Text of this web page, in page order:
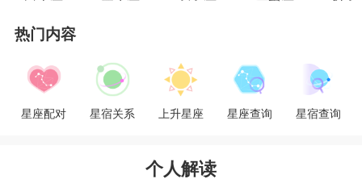
济的重要性。在白羊女看来，有情饮水饱，不管对
方有多穷，只要对自己好，就会心甘情愿的与对方
在一起。
星座乐原创文章，转载需注明出处
热门内容
星座配对 星宿关系 上升星座 星座查询 星宿查询
个人解读